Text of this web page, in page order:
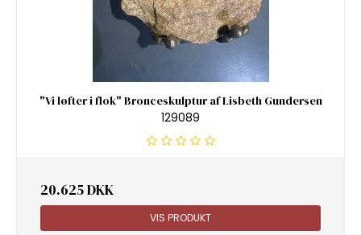
"Vi løfter i flok" Bronceskulptur af Lisbeth Gundersen
129089
20.625 DKK
VIS PRODUKT